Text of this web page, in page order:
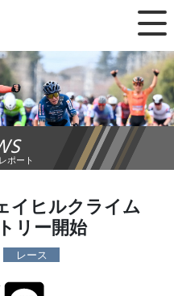
×
ス
程
グ
選手
イド
ポート
イヒルクライム
リー開始